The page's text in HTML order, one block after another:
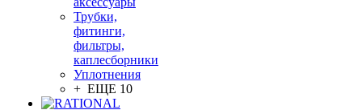
Трубки,
фитинги,
фильтры,
каплесборники
Уплотнения
+ ЕЩЕ 10